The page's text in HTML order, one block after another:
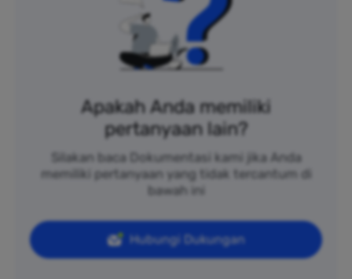
Apakah Anda memiliki
pertanyaan lain?
Silakan baca Dokumentasi kami jika Anda
memiliki pertanyaan yang tidak tercantum di
bawah ini
Hubungi Dukungan